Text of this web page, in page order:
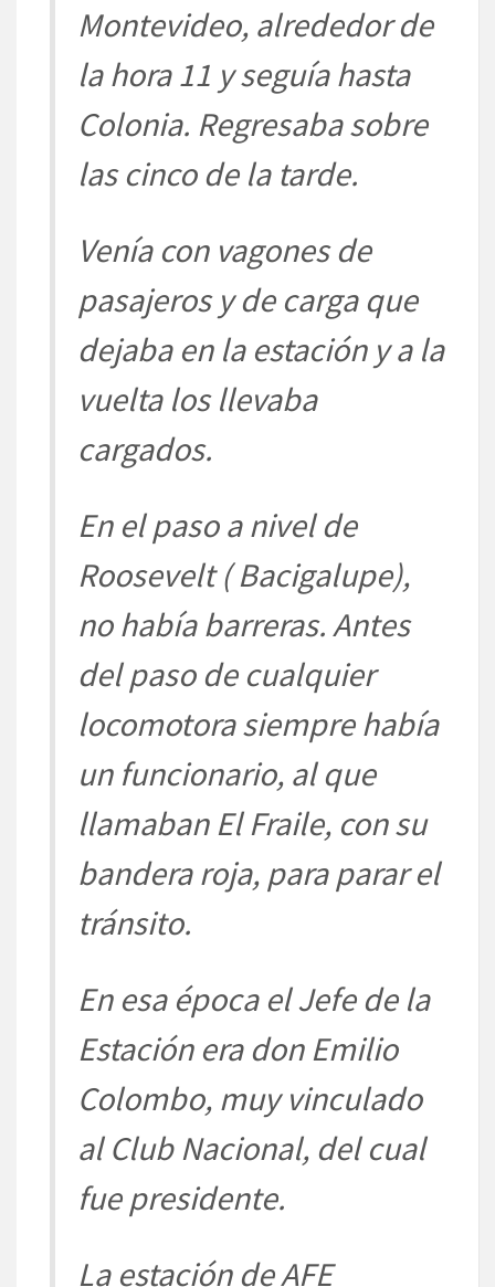
Montevideo, alrededor de
la hora 11 y seguía hasta
Colonia. Regresaba sobre
las cinco de la tarde.
Venía con vagones de
pasajeros y de carga que
dejaba en la estación y a la
vuelta los llevaba
cargados.
En el paso a nivel de
Roosevelt ( Bacigalupe),
no había barreras. Antes
del paso de cualquier
locomotora siempre había
un funcionario, al que
llamaban El Fraile, con su
bandera roja, para parar el
tránsito.
En esa época el Jefe de la
Estación era don Emilio
Colombo, muy vinculado
al Club Nacional, del cual
fue presidente.
La estación de AFE